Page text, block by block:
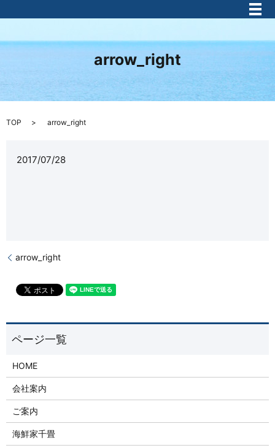
メ
arrow_right
TOP arrow_right
2017/07/28
arrow_right
HOME
会社案内
ご案内
海鮮家千畳